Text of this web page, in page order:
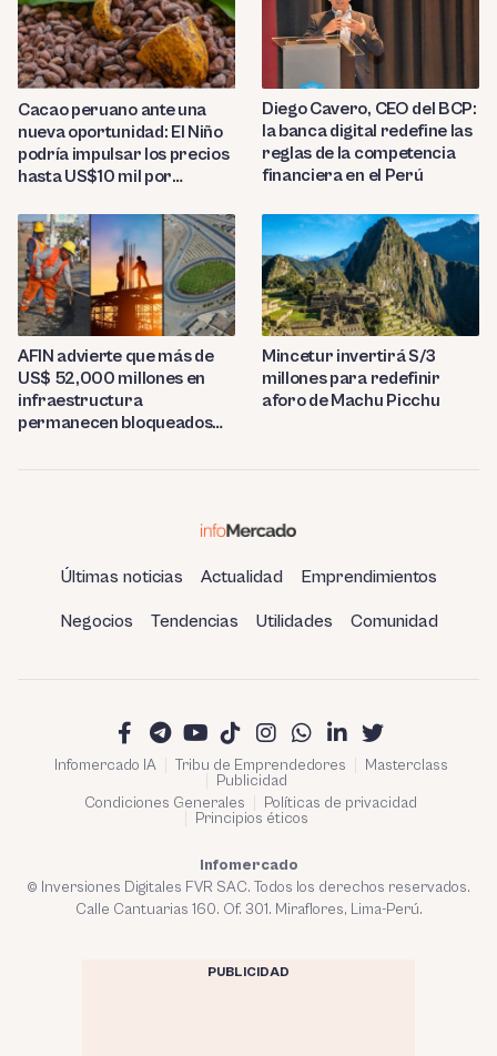
Cacao peruano ante una
nueva oportunidad: El Niño
podría impulsar los precios
hasta US$10 mil por
Diego Cavero, CEO del BCP:
la banca digital redefine las
reglas de la competencia
financiera en el Perú
AFIN advierte que más de
US$ 52,000 millones en
infraestructura
permanecen bloqueados
Mincetur invertirá S/3
millones para redefinir
aforo de Machu Picchu
Últimas noticias Actualidad Emprendimientos
Negocios Tendencias Utilidades Comunidad
Infomercado IA Tribu de Emprendedores
Masterclass
Publicidad
Condiciones Generales
Políticas de privacidad
Principios éticos
Infomercado
© Inversiones Digitales FVR SAC. Todos los derechos reservados.
Calle Cantuarias 160. Of. 301. Miraflores, Lima-Perú.
PUBLICIDAD